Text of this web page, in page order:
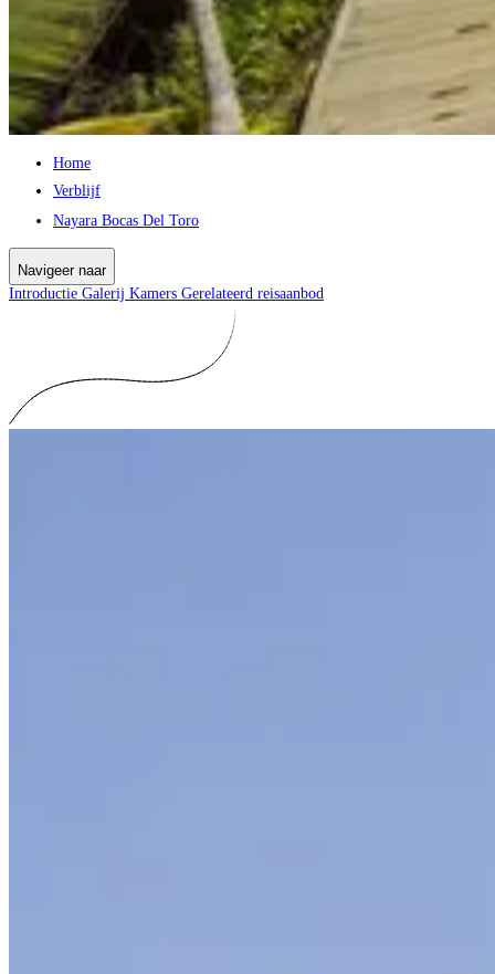
Home
Verblijf
Nayara Bocas Del Toro
Navigeer naar
Introductie Galerij Kamers Gerelateerd reisaanbod